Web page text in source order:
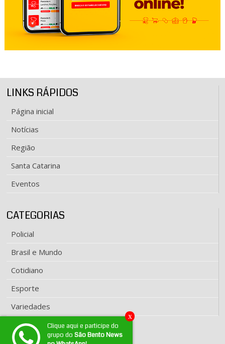
LINKS RÁPIDOS
Página inicial
Notícias
Região
Santa Catarina
Eventos
CATEGORIAS
Policial
Brasil e Mundo
Cotidiano
Esporte
Variedades
EXPEDIENTE
Clique aqui e participe do
grupo do São Bento News
x